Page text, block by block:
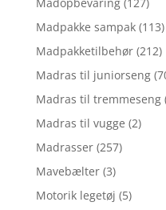
Madpakke sampak (113)
Madpakketilbehør (212)
Madras til juniorseng
Madras til tremmeseng
Madras til vugge (2)
Madrasser (257)
Mavebælter (3)
Motorik legetøj (5)